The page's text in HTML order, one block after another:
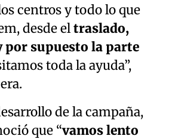
centros y todo lo que
desde eltraslado,
por supuesto la parte
toda la ayuda”,
de la campaña,
que “vamos lento